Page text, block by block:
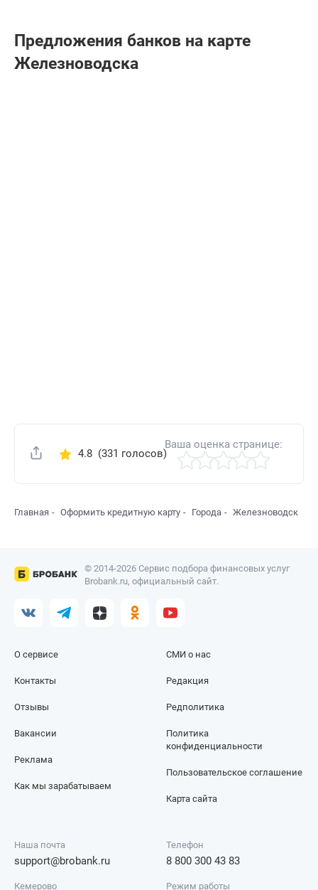
Предложения банков на карте
Железноводска
Поделиться
4.8(331 голосов)
Ваша оценка странице:
Главная Оформить кредитную карту Города Железноводск
© 2014-2026 Сервис подбора финансовых услуг
Brobank.ru, официальный сайт.
О сервисе
Контакты
Отзывы
СМИ о нас
Редакция
Редполитика
Вакансии
Реклама
Как мы зарабатываем
Политика
конфиденциальности
Пользовательское соглашение
Карта сайта
Наша почта
support@brobank.ru
Телефон
8 800 300 43 83
Кемерово Режим работы